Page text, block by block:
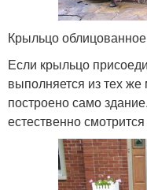
Крыльцо
Если крыльцо
выполняется из тех
построено само
естественно